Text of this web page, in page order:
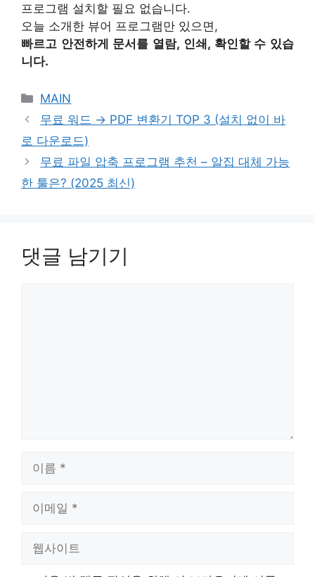
프로그램 설치할 필요 없습니다.
오늘 소개한 뷰어 프로그램만 있으면,
빠르고 안전하게 문서를 열람, 인쇄, 확인할 수 있습
니다.
카
테
리
MAIN
무료 워드 → PDF 변환기 TOP 3 (설치 없이 바
로 다운로드)
무료 파일 압축 프로그램 추천 – 알집 대체 가능
한 툴은? (2025 최신)
댓글 남기기